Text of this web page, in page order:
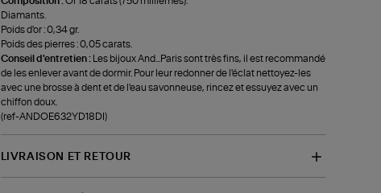
Diamants.
Poids d'or : 0,34 gr.
Poids des pierres : 0,05 carats.
Conseil d'entretien :
Les bijoux And...Paris sont très fins, il est recommandé
de les enlever avant de dormir. Pour leur redonner de l'éclat nettoyez-les
avec une brosse à dent et de l'eau savonneuse, rincez et essuyez avec un
chiffon doux.
(ref-ANDOE632YD18DI)
LIVRAISON ET RETOUR